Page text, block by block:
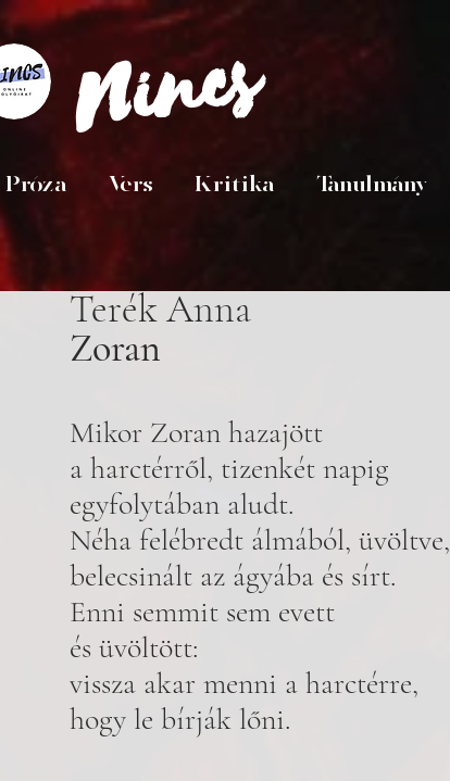
Nincs
Próza Vers Kritika Tanulmány
Terék Anna
Zoran
Mikor Zoran hazajött
a harctérről, tizenkét napig
egyfolytában aludt.
Néha felébredt álmából, üvöltve,
belecsinált az ágyába és sírt.
Enni semmit sem evett
és üvöltött:
vissza akar menni a harctérre,
hogy le bírják lőni.